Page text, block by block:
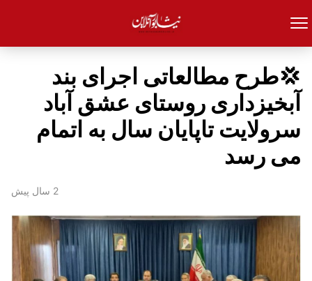
💢طرح مطالعاتی اجرای بند
آبخیزداری روستای عشق آباد
سرولایت تاپایان سال به اتمام
می رسد
2 سال پیش